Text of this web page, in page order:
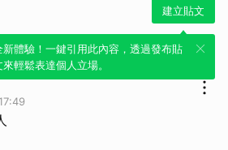
建立貼文
新體驗！一鍵引用此內容，透過發布貼
來輕鬆表達個人立場。